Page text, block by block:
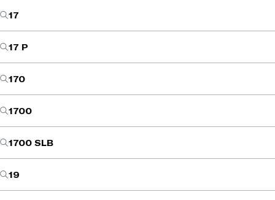
17
17 P
170
1700
1700 SLB
19